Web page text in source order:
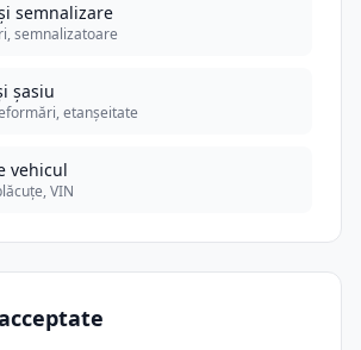
semnalizare
semnalizatoare
șasiu
etanșeitate
vehicul
VIN